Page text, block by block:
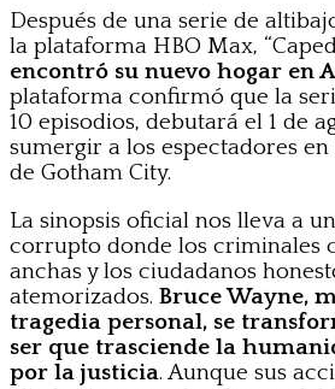
Después de una serie de
la plataforma HBO Max,
encontró su nuevo hogar en
plataforma confirmó que la
10 episodios, debutará el 1 de
sumergir a los espectadores
de Gotham City.
La sinopsis oficial nos lleva a
corrupto donde los criminales
anchas y los ciudadanos
atemorizados. Bruce Wayne,
tragedia personal, se
ser que trasciende la
por la justicia. Aunque sus